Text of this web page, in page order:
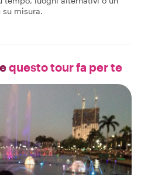
misura.
questo tour fa per te